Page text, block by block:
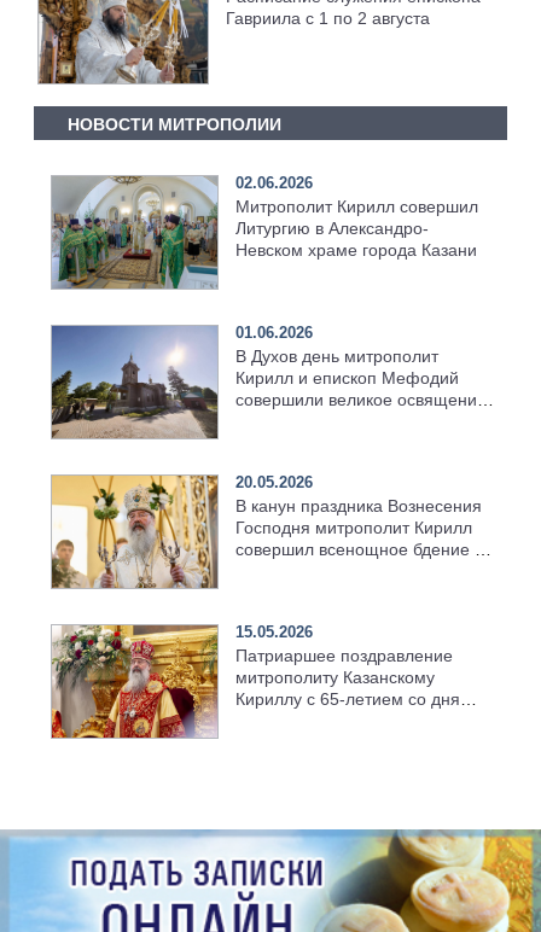
Гавриила с 1 по 2 августа
НОВОСТИ МИТРОПОЛИИ
02.06.2026
Митрополит Кирилл совершил
Литургию в Александро-
Невском храме города Казани
01.06.2026
В Духов день митрополит
Кирилл и епископ Мефодий
совершили великое освящение
20.05.2026
В канун праздника Вознесения
Господня митрополит Кирилл
совершил всенощное бдение в
15.05.2026
Патриаршее поздравление
митрополиту Казанскому
Кириллу с 65-летием со дня